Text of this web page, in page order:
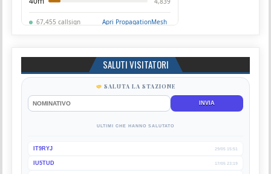
SALUTI VISITATORI
SALUTA LA STAZIONE
INVIA
ULTIMI CHE HANNO SALUTATO
IT9RYJ 29/05 15:51
IU5TUD 17/05 23:19